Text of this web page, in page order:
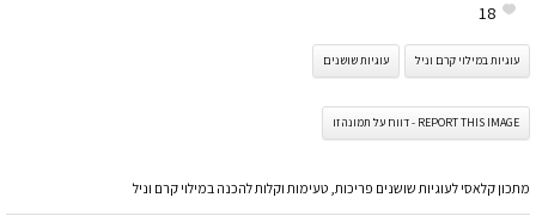
18
עוגיות במילוי קרם וניל עוגיות שושנים
REPORT THIS IMAGE - דווח על תמונה זו
מתכון קלאסי לעוגיות שושנים פריכות, טעימות וקלות להכנה במילוי קרם וניל